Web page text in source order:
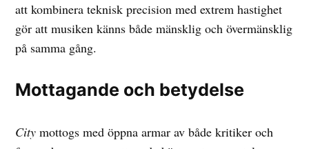
att kombinera teknisk precision med extrem hastighet
gör att musiken känns både mänsklig och övermänsklig
på samma gång.
Mottagande och betydelse
City mottogs med öppna armar av både kritiker och